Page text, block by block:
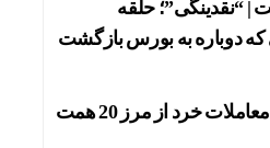
رسید/ واکنش طلا و سکه به
در شرایط اضطرار تمدید
سراشیبی قیمت+ جدول قیمت
| “نقدینگی”؛ حلقه
دوباره به بورس بازگشت
ارزش معاملات خرد از مرز 20 همت